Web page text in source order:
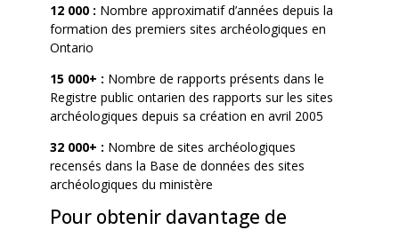
12 000 : Nombre approximatif d’années depuis la
formation des premiers sites archéologiques en
Ontario
15 000+ : Nombre de rapports présents dans le
Registre public ontarien des rapports sur les sites
archéologiques depuis sa création en avril 2005
32 000+ : Nombre de sites archéologiques
recensés dans la Base de données des sites
archéologiques du ministère
Pour obtenir davantage de